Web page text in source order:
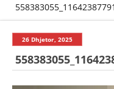
26 Dhjetor, 2025